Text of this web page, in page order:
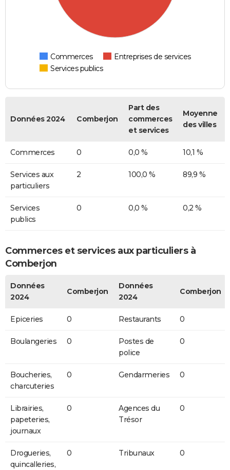
Commerces
Entreprises de services
Services publics
Données 2024 Comberjon
Part des
commerces
et services
Moyenne
des villes
Commerces 0 0,0 % 10,1 %
Services aux
particuliers
2 100,0 % 89,9 %
Services
publics
0 0,0 % 0,2 %
Commerces et services aux particuliers à
Comberjon
Données
2024
Comberjon
Données
2024
Comberjon
Epiceries 0 Restaurants 0
Boulangeries 0
Postes de
police
0
Boucheries,
charcuteries
0 Gendarmeries 0
Librairies,
papeteries,
journaux
0
Agences du
Trésor
0
Drogueries,
quincalleries,
0 Tribunaux 0